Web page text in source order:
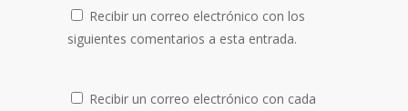
Recibir un correo electrónico con los
siguientes comentarios a esta entrada.
Recibir un correo electrónico con cada